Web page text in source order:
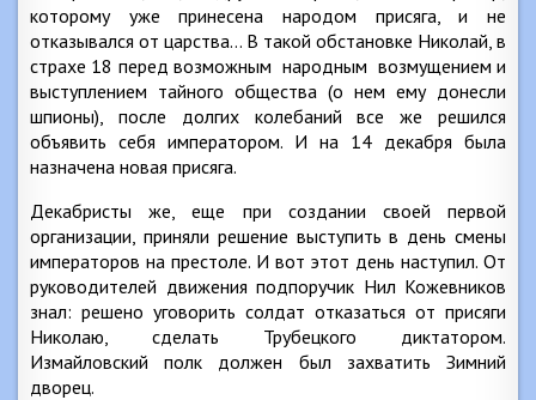
которому уже принесена народом присяга, и не
отказывался от царства… В такой обстановке Николай, в
страхе 18 перед возможным народным возмущением и
выступлением тайного общества (о нем ему донесли
шпионы), после долгих колебаний все же решился
объявить себя императором. И на 14 декабря была
назначена новая присяга.
Декабристы же, еще при создании своей первой
организации, приняли решение выступить в день смены
императоров на престоле. И вот этот день наступил. От
руководителей движения подпоручик Нил Кожевников
знал: решено уговорить солдат отказаться от присяги
Николаю, сделать Трубецкого диктатором.
Измайловский полк должен был захватить Зимний
дворец.